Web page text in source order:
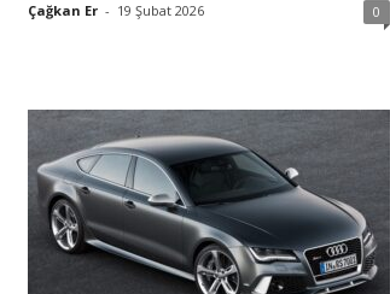
Çağkan Er - 19 Şubat 2026 0